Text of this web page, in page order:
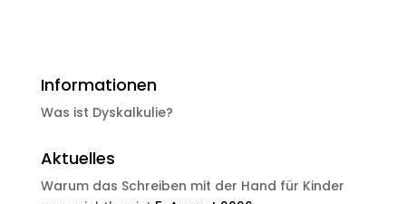
Informationen
Was ist Dyskalkulie?
Aktuelles
Warum das Schreiben mit der Hand für Kinder